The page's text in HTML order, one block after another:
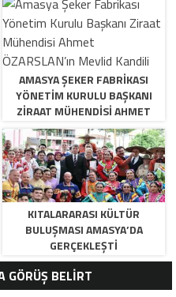
AMASYA ŞEKER FABRIKASI
YÖNETIM KURULU BAŞKANI
ZIRAAT MÜHENDISI AHMET
ÖZARSLAN’IN MEVLID KANDILI
MESAJI
KITALARARASI KÜLTÜR
BULUŞMASI AMASYA’DA
GERÇEKLEŞTI
GÖRÜŞ BELİRT